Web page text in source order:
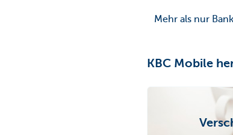
Mehr als nur
KBC Mobile